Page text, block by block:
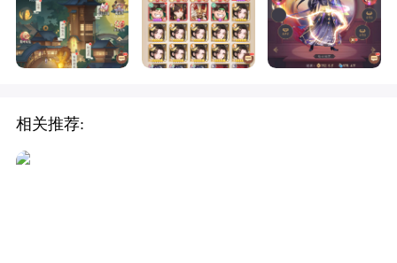
相关推荐: